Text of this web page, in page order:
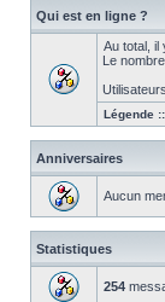
Qui est en ligne ?
Au total, il
Le
Légende ::
Anniversaires
Aucun
Statistiques
254